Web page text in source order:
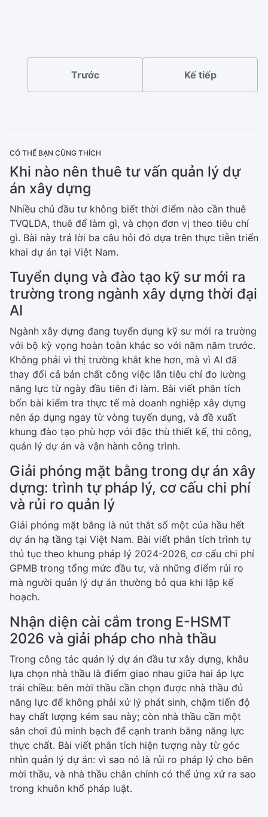
Trước Kế tiếp
CÓ THỂ BẠN CŨNG THÍCH
Khi nào nên thuê tư vấn quản lý dự
án xây dựng
Nhiều chủ đầu tư không biết thời điểm nào cần thuê
TVQLDA, thuê để làm gì, và chọn đơn vị theo tiêu chí
gì. Bài này trả lời ba câu hỏi đó dựa trên thực tiễn triển
khai dự án tại Việt Nam.
Tuyển dụng và đào tạo kỹ sư mới ra
trường trong ngành xây dựng thời đại
AI
Ngành xây dựng đang tuyển dụng kỹ sư mới ra trường
với bộ kỳ vọng hoàn toàn khác so với năm năm trước.
Không phải vì thị trường khắt khe hơn, mà vì AI đã
thay đổi cả bản chất công việc lẫn tiêu chí đo lường
năng lực từ ngày đầu tiên đi làm. Bài viết phân tích
bốn bài kiểm tra thực tế mà doanh nghiệp xây dựng
nên áp dụng ngay từ vòng tuyển dụng, và đề xuất
khung đào tạo phù hợp với đặc thù thiết kế, thi công,
quản lý dự án và vận hành công trình.
Giải phóng mặt bằng trong dự án xây
dựng: trình tự pháp lý, cơ cấu chi phí
và rủi ro quản lý
Giải phóng mặt bằng là nút thắt số một của hầu hết
dự án hạ tầng tại Việt Nam. Bài viết phân tích trình tự
thủ tục theo khung pháp lý 2024-2026, cơ cấu chi phí
GPMB trong tổng mức đầu tư, và những điểm rủi ro
mà người quản lý dự án thường bỏ qua khi lập kế
hoạch.
Nhận diện cài cắm trong E-HSMT
2026 và giải pháp cho nhà thầu
Trong công tác quản lý dự án đầu tư xây dựng, khâu
lựa chọn nhà thầu là điểm giao nhau giữa hai áp lực
trái chiều: bên mời thầu cần chọn được nhà thầu đủ
năng lực để không phải xử lý phát sinh, chậm tiến độ
hay chất lượng kém sau này; còn nhà thầu cần một
sân chơi đủ minh bạch để cạnh tranh bằng năng lực
thực chất. Bài viết phân tích hiện tượng này từ góc
nhìn quản lý dự án: vì sao nó là rủi ro pháp lý cho bên
mời thầu, và nhà thầu chân chính có thể ứng xử ra sao
trong khuôn khổ pháp luật.